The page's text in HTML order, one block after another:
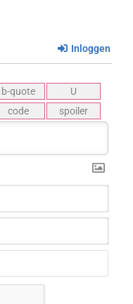
Inloggen
E-